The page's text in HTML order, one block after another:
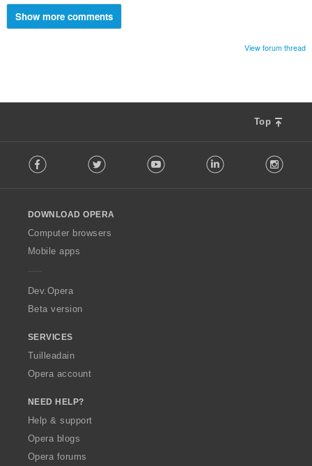
Show more comments
View forum thread
Top
o
w
O
p
a
Facebook Twitter Youtube LinkedIn
DOWNLOAD OPERA
Computer browsers
Mobile apps
Dev.Opera
Beta version
SERVICES
Tuilleadain
Opera account
NEED HELP?
Help & support
Opera blogs
Opera forums